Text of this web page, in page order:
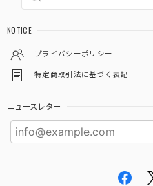
注文から２日後にはもう手元
御朱印ポケット３枚入りが
参りするといろんな資料がも
この度は当店をご利
います。 また機会
いいたします。
NOTICE
プライバシーポリシー
特定商取引法に基づく表記
ニュースレター